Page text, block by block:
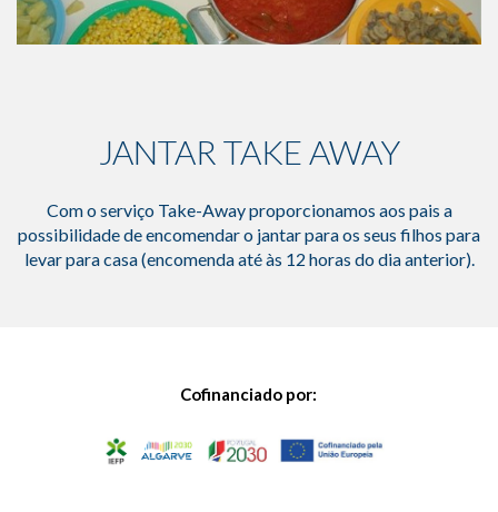
JANTAR TAKE AWAY
Com o serviço Take-Away proporcionamos aos pais a
possibilidade de encomendar o jantar para os seus filhos para
levar para casa (encomenda até às 12 horas do dia anterior).
Cofinanciado por: